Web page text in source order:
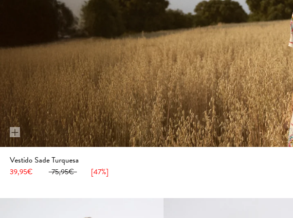
+
Vestido Sade Turquesa
39,95€ 75,95€ [47%]